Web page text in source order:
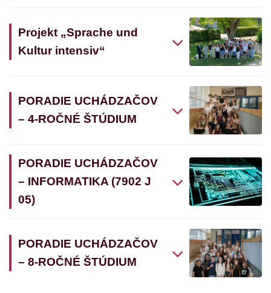
Projekt „Sprache und
Kultur intensiv“
PORADIE UCHÁDZAČOV
– 4-ROČNÉ ŠTÚDIUM
PORADIE UCHÁDZAČOV
– INFORMATIKA (7902 J
05)
PORADIE UCHÁDZAČOV
– 8-ROČNÉ ŠTÚDIUM